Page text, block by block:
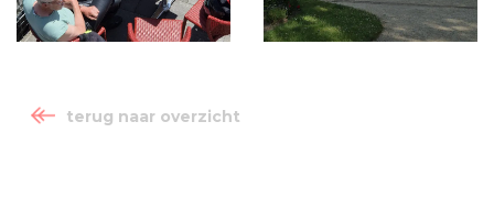
terug naar overzicht